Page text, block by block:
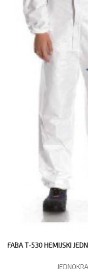
FABA T-530 HEMIJSKI